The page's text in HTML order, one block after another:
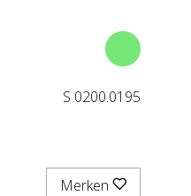
S 0200.0195
Merken